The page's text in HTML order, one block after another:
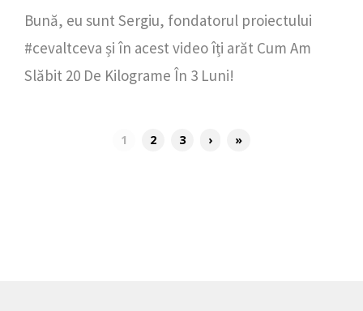
Bună, eu sunt Sergiu, fondatorul proiectului
#cevaltceva și în acest video îți arăt Cum Am
Slăbit 20 De Kilograme În 3 Luni!
1 2 3 › »